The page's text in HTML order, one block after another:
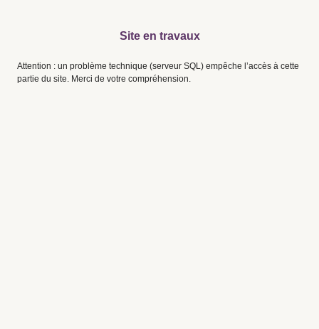
Site en travaux
Attention : un problème technique (serveur SQL) empêche l’accès à cette
partie du site. Merci de votre compréhension.